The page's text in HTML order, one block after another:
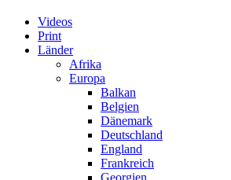
Videos
Print
Länder
Afrika
Europa
Balkan
Belgien
Dänemark
Deutschland
England
Frankreich
Georgien